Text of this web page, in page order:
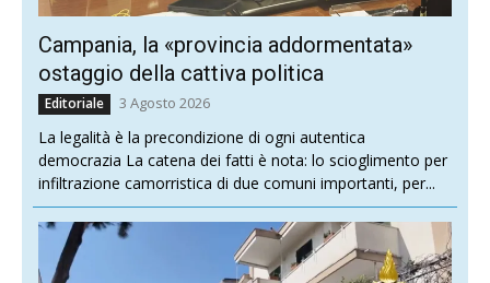
Campania, la «provincia addormentata»
ostaggio della cattiva politica
Editoriale 3 Agosto 2026
La legalità è la precondizione di ogni autentica
democrazia La catena dei fatti è nota: lo scioglimento per
infiltrazione camorristica di due comuni importanti, per...